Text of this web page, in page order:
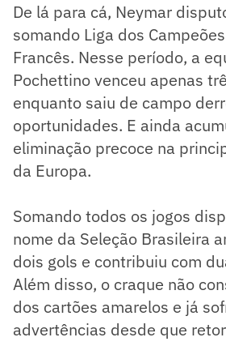
De lá para cá, Neymar
somando Liga dos
Francês. Nesse período, a
Pochettino venceu apenas
enquanto saiu de campo
oportunidades. E ainda
eliminação precoce na
da Europa.
Somando todos os jogos
nome da Seleção Brasileira
dois gols e contribuiu com
Além disso, o craque não
dos cartões amarelos e já
advertências desde que